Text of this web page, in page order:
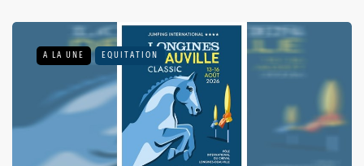
A LA UNE EQUITATION